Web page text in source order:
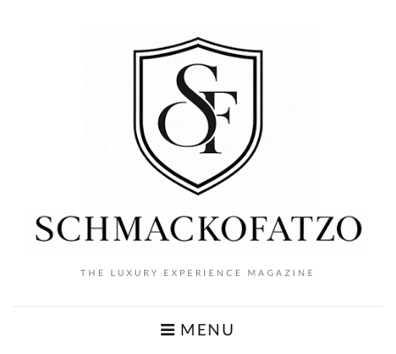
THE LUXURY EXPERIENCE MAGAZINE
MENU